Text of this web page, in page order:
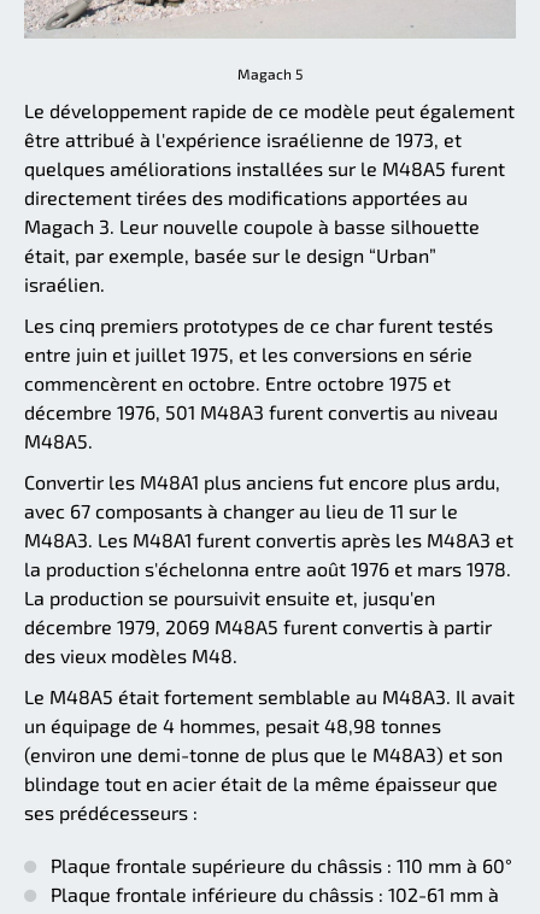
Magach 5
Le développement rapide de ce modèle peut également
être attribué à l'expérience israélienne de 1973, et
quelques améliorations installées sur le M48A5 furent
directement tirées des modifications apportées au
Magach 3. Leur nouvelle coupole à basse silhouette
était, par exemple, basée sur le design “Urban”
israélien.
Les cinq premiers prototypes de ce char furent testés
entre juin et juillet 1975, et les conversions en série
commencèrent en octobre. Entre octobre 1975 et
décembre 1976, 501 M48A3 furent convertis au niveau
M48A5.
Convertir les M48A1 plus anciens fut encore plus ardu,
avec 67 composants à changer au lieu de 11 sur le
M48A3. Les M48A1 furent convertis après les M48A3 et
la production s'échelonna entre août 1976 et mars 1978.
La production se poursuivit ensuite et, jusqu'en
décembre 1979, 2069 M48A5 furent convertis à partir
des vieux modèles M48.
Le M48A5 était fortement semblable au M48A3. Il avait
un équipage de 4 hommes, pesait 48,98 tonnes
(environ une demi-tonne de plus que le M48A3) et son
blindage tout en acier était de la même épaisseur que
ses prédécesseurs :
Plaque frontale supérieure du châssis : 110 mm à 60°
Plaque frontale inférieure du châssis : 102-61 mm à